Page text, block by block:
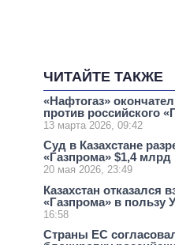
ЧИТАЙТЕ ТАКЖЕ
«Нафтогаз»
против российского
13 марта 2026, 09:42
Суд в Казахстане
«Газпрома» $1,4 млрд
20 мая 2026, 23:49
Казахстан отказался
«Газпрома» в пользу
16:58
Страны ЕС